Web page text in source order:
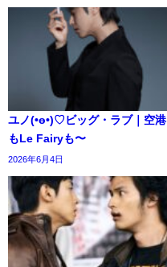
ユノ(•ө•)♡ビッグ・ラブ｜空港
もLe Fairyも〜
2026年6月4日